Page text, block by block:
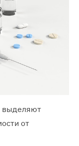
выделяют
от